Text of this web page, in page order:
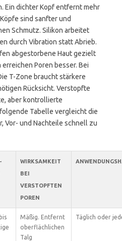
Ein dichter Kopf entfernt mehr
sind sanfter und
Schmutz. Silikon arbeitet
durch Vibration statt Abrieb.
abgestorbene Haut gezielt
Poren besser. Bei
T-Zone braucht stärkere
Rücksicht. Verstopfte
aber kontrollierte
Tabelle vergleicht die
Vor- und Nachteile schnell zu
WIRKSAMKEIT
BEI
VERSTOPFTEN
POREN
Mäßig. Entfernt
oberflächlichen
Talg
Täglich oder